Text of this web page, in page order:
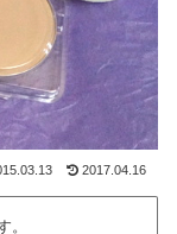
2017.04.16
。